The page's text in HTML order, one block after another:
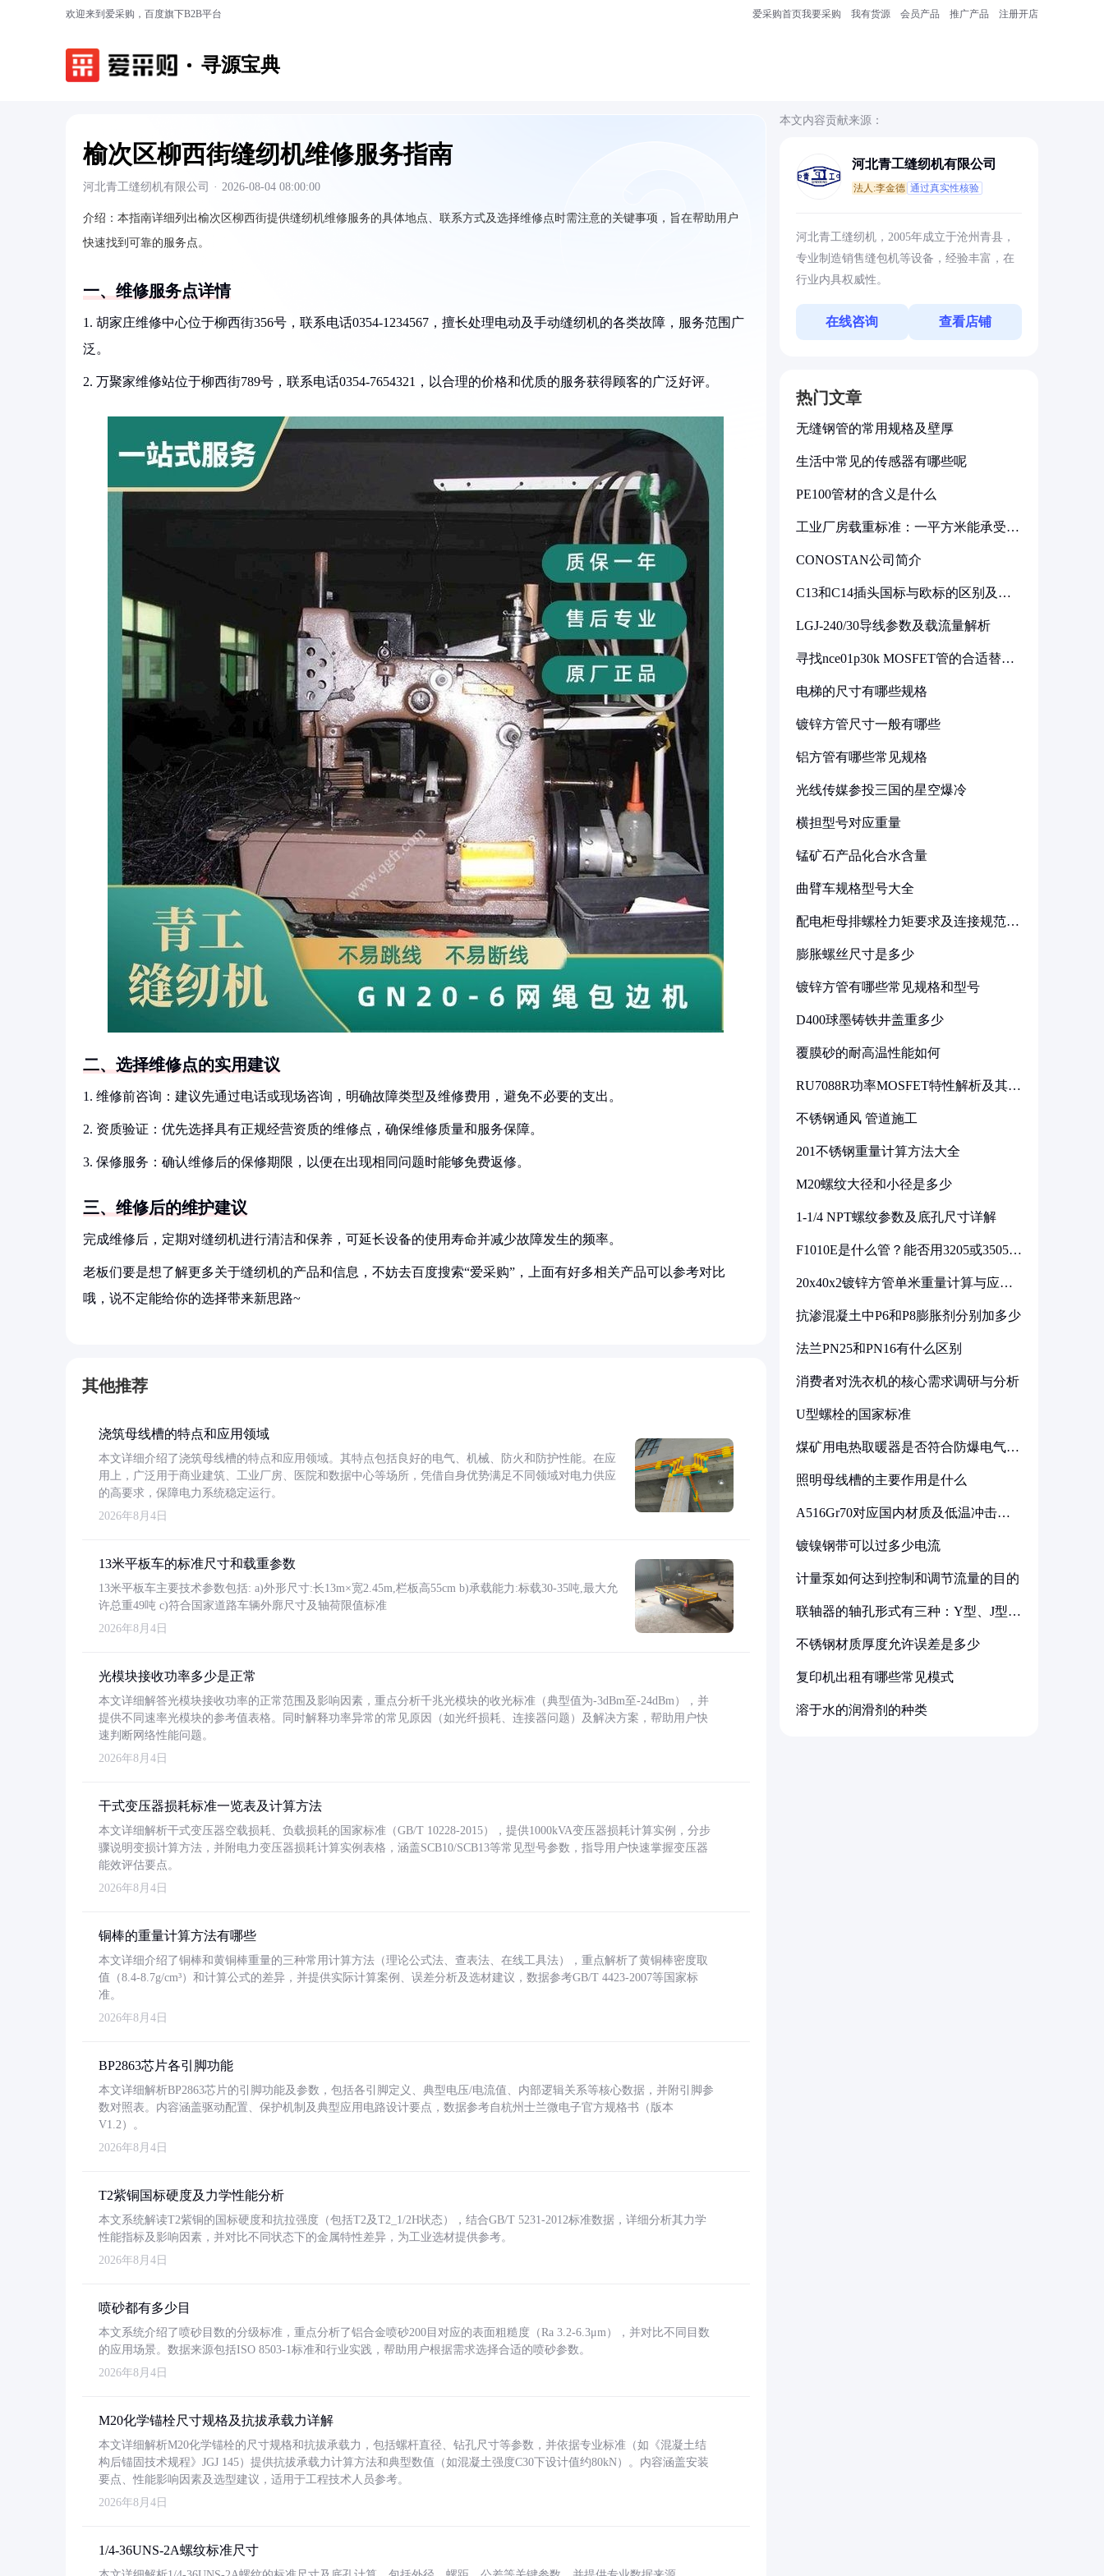
欢迎来到爱采购，百度旗下B2B平台 爱采购首页我要采购 我有货源 会员产品 推广产品 注册开店
寻源宝典
榆次区柳西街缝纫机维修服务指南
河北青工缝纫机有限公司 · 2026-08-04 08:00:00
介绍： 本指南详细列出榆次区柳西街提供缝纫机维修服务的具体地点、联系方式及选择维修点时需注意的关键事项，旨在帮助用户
快速找到可靠的服务点。
一、维修服务点详情
1. 胡家庄维修中心位于柳西街356号，联系电话0354-1234567，擅长处理电动及手动缝纫机的各类故障，服务范围广
泛。
2. 万聚家维修站位于柳西街789号，联系电话0354-7654321，以合理的价格和优质的服务获得顾客的广泛好评。
二、选择维修点的实用建议
1. 维修前咨询：建议先通过电话或现场咨询，明确故障类型及维修费用，避免不必要的支出。
2. 资质验证：优先选择具有正规经营资质的维修点，确保维修质量和服务保障。
3. 保修服务：确认维修后的保修期限，以便在出现相同问题时能够免费返修。
三、维修后的维护建议
完成维修后，定期对缝纫机进行清洁和保养，可延长设备的使用寿命并减少故障发生的频率。
老板们要是想了解更多关于缝纫机的产品和信息，不妨去百度搜索“爱采购”，上面有好多相关产品可以参考对比
哦，说不定能给你的选择带来新思路~
其他推荐
浇筑母线槽的特点和应用领域
本文详细介绍了浇筑母线槽的特点和应用领域。其特点包括良好的电气、机械、防火和防护性能。在应
用上，广泛用于商业建筑、工业厂房、医院和数据中心等场所，凭借自身优势满足不同领域对电力供应
的高要求，保障电力系统稳定运行。
2026年8月4日
13米平板车的标准尺寸和载重参数
13米平板车主要技术参数包括: a)外形尺寸:长13m×宽2.45m,栏板高55cm b)承载能力:标载30-35吨,最大允
许总重49吨 c)符合国家道路车辆外廓尺寸及轴荷限值标准
2026年8月4日
光模块接收功率多少是正常
本文详细解答光模块接收功率的正常范围及影响因素，重点分析千兆光模块的收光标准（典型值为-3dBm至-24dBm），并
提供不同速率光模块的参考值表格。同时解释功率异常的常见原因（如光纤损耗、连接器问题）及解决方案，帮助用户快
速判断网络性能问题。
2026年8月4日
干式变压器损耗标准一览表及计算方法
本文详细解析干式变压器空载损耗、负载损耗的国家标准（GB/T 10228-2015），提供1000kVA变压器损耗计算实例，分步
骤说明变损计算方法，并附电力变压器损耗计算实例表格，涵盖SCB10/SCB13等常见型号参数，指导用户快速掌握变压器
能效评估要点。
2026年8月4日
铜棒的重量计算方法有哪些
本文详细介绍了铜棒和黄铜棒重量的三种常用计算方法（理论公式法、查表法、在线工具法），重点解析了黄铜棒密度取
值（8.4-8.7g/cm³）和计算公式的差异，并提供实际计算案例、误差分析及选材建议，数据参考GB/T 4423-2007等国家标
准。
2026年8月4日
BP2863芯片各引脚功能
本文详细解析BP2863芯片的引脚功能及参数，包括各引脚定义、典型电压/电流值、内部逻辑关系等核心数据，并附引脚参
数对照表。内容涵盖驱动配置、保护机制及典型应用电路设计要点，数据参考自杭州士兰微电子官方规格书（版本
V1.2）。
2026年8月4日
T2紫铜国标硬度及力学性能分析
本文系统解读T2紫铜的国标硬度和抗拉强度（包括T2及T2_1/2H状态），结合GB/T 5231-2012标准数据，详细分析其力学
性能指标及影响因素，并对比不同状态下的金属特性差异，为工业选材提供参考。
2026年8月4日
喷砂都有多少目
本文系统介绍了喷砂目数的分级标准，重点分析了铝合金喷砂200目对应的表面粗糙度（Ra 3.2-6.3μm），并对比不同目数
的应用场景。数据来源包括ISO 8503-1标准和行业实践，帮助用户根据需求选择合适的喷砂参数。
2026年8月4日
M20化学锚栓尺寸规格及抗拔承载力详解
本文详细解析M20化学锚栓的尺寸规格和抗拔承载力，包括螺杆直径、钻孔尺寸等参数，并依据专业标准（如《混凝土结
构后锚固技术规程》JGJ 145）提供抗拔承载力计算方法和典型数值（如混凝土强度C30下设计值约80kN）。内容涵盖安装
要点、性能影响因素及选型建议，适用于工程技术人员参考。
2026年8月4日
1/4-36UNS-2A螺纹标准尺寸
本文内容贡献来源：
河北青工缝纫机有限公司
法人:李金德 通过真实性核验
河北青工缝纫机，2005年成立于沧州青县，
专业制造销售缝包机等设备，经验丰富，在
行业内具权威性。
在线咨询 查看店铺
热门文章
无缝钢管的常用规格及壁厚
生活中常见的传感器有哪些呢
PE100管材的含义是什么
工业厂房载重标准：一平方米能承受多
CONOSTAN公司简介
C13和C14插头国标与欧标的区别及其
LGJ-240/30导线参数及载流量解析
寻找nce01p30k MOSFET管的合适替代
电梯的尺寸有哪些规格
镀锌方管尺寸一般有哪些
铝方管有哪些常见规格
光线传媒参投三国的星空爆冷
横担型号对应重量
锰矿石产品化合水含量
曲臂车规格型号大全
配电柜母排螺栓力矩要求及连接规范详
膨胀螺丝尺寸是多少
镀锌方管有哪些常见规格和型号
D400球墨铸铁井盖重多少
覆膜砂的耐高温性能如何
RU7088R功率MOSFET特性解析及其在
不锈钢通风 管道施工
201不锈钢重量计算方法大全
M20螺纹大径和小径是多少
1-1/4 NPT螺纹参数及底孔尺寸详解
F1010E是什么管？能否用3205或3505代
20x40x2镀锌方管单米重量计算与应用
抗渗混凝土中P6和P8膨胀剂分别加多少
法兰PN25和PN16有什么区别
消费者对洗衣机的核心需求调研与分析
U型螺栓的国家标准
煤矿用电热取暖器是否符合防爆电气设
照明母线槽的主要作用是什么
A516Gr70对应国内材质及低温冲击要
镀镍钢带可以过多少电流
计量泵如何达到控制和调节流量的目的
联轴器的轴孔形式有三种：Y型、J型、
不锈钢材质厚度允许误差是多少
复印机出租有哪些常见模式
溶于水的润滑剂的种类